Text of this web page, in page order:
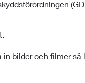
bilder och filmer så